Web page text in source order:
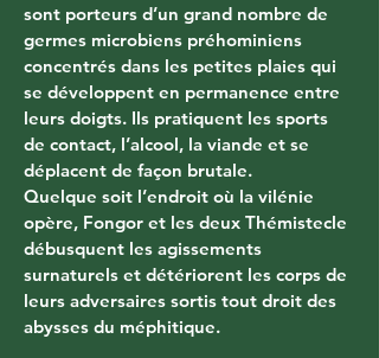
sont porteurs d’un grand nombre de
germes microbiens préhominiens
concentrés dans les petites plaies qui
se développent en permanence entre
leurs doigts. Ils pratiquent les sports
de contact, l’alcool, la viande et se
déplacent de façon brutale.
Quelque soit l’endroit où la vilénie
opère, Fongor et les deux Thémistecle
débusquent les agissements
surnaturels et détériorent les corps de
leurs adversaires sortis tout droit des
abysses du méphitique.